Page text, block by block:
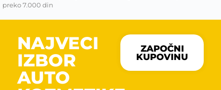
preko 7.000 din
NAJVECI
IZBOR
AUTO
ZAPOČNI
KUPOVINU